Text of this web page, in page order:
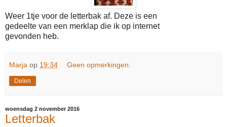
Weer 1tje voor de letterbak af. Deze is een
gedeelte van een merklap die ik op internet
gevonden heb.
Marja op 19:34 Geen opmerkingen:
Delen
woensdag 2 november 2016
Letterbak